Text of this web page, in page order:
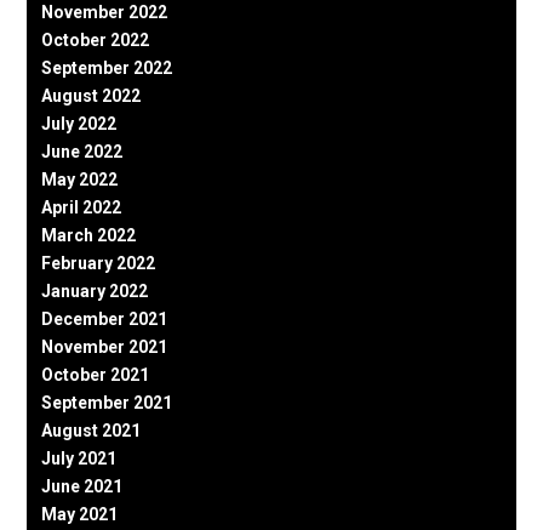
November 2022
October 2022
September 2022
August 2022
July 2022
June 2022
May 2022
April 2022
March 2022
February 2022
January 2022
December 2021
November 2021
October 2021
September 2021
August 2021
July 2021
June 2021
May 2021